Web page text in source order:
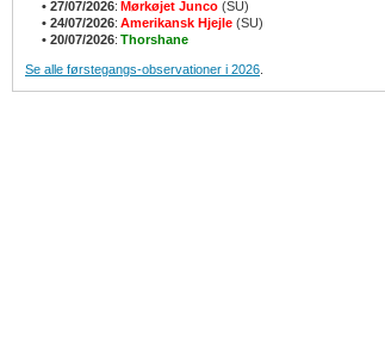
• 27/07/2026: Mørkøjet Junco (SU)
• 24/07/2026: Amerikansk Hjejle (SU)
• 20/07/2026: Thorshane
Se alle førstegangs-observationer i 2026